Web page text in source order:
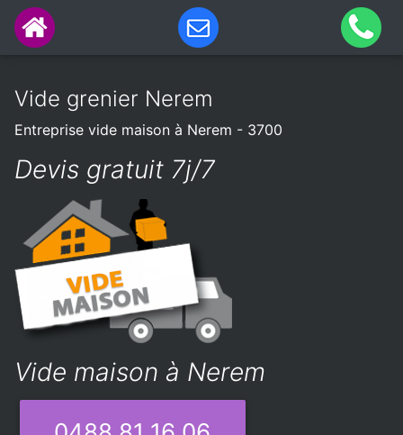
Vide grenier Nerem
Entreprise vide maison à Nerem - 3700
Devis gratuit 7j/7
Vide maison à Nerem